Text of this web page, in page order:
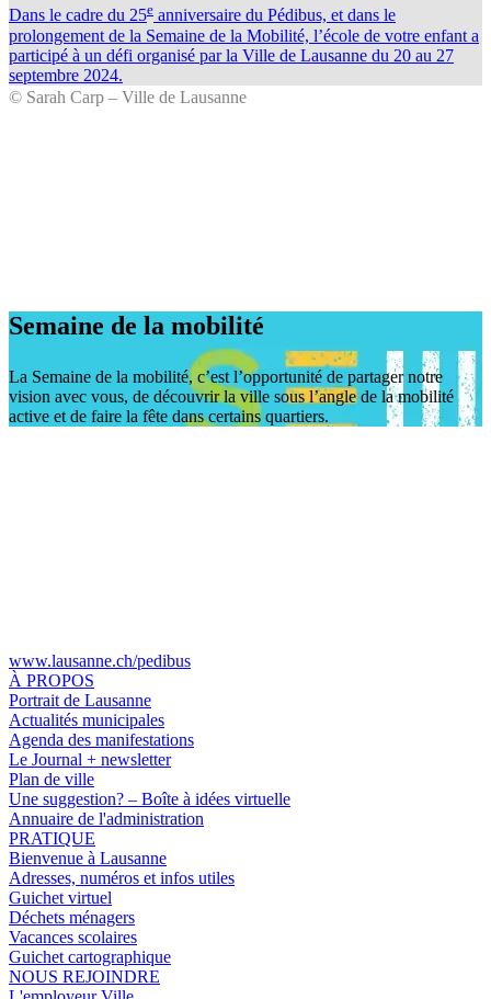
© Sarah Carp – Ville de Lausanne
Previous Next
Dans le cadre du 25e anniversaire du Pédibus, et dans le
prolongement de la Semaine de la Mobilité, l’école de votre enfant a
participé à un défi organisé par la Ville de Lausanne du 20 au 27
septembre 2024.
Semaine de la mobilité
La Semaine de la mobilité, c’est l’opportunité de partager notre
vision avec vous, de découvrir la ville sous l’angle de la mobilité
active et de faire la fête dans certains quartiers.
www.lausanne.ch/pedibus
À PROPOS
Portrait de Lausanne
Actualités municipales
Agenda des manifestations
Le Journal + newsletter
Plan de ville
Une suggestion? – Boîte à idées virtuelle
Annuaire de l'administration
PRATIQUE
Bienvenue à Lausanne
Adresses, numéros et infos utiles
Guichet virtuel
Déchets ménagers
Vacances scolaires
Guichet cartographique
NOUS REJOINDRE